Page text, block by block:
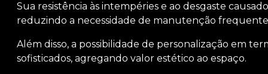
Sua resistência às intempéries e ao desgaste
reduzindo a necessidade de manutenção
Além disso, a possibilidade de personalização em
sofisticados, agregando valor estético ao espaço.